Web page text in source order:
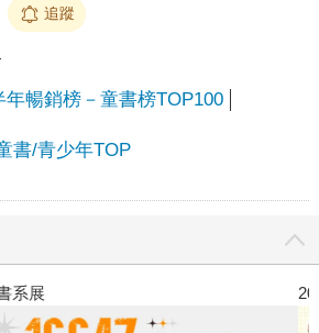
追蹤
年暢銷榜－童書榜TOP100
書/青少年TOP
系展